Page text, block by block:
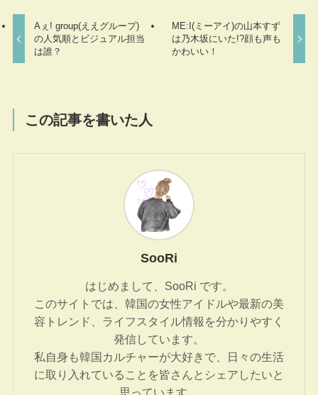
Aぇ! group(ええグループ)
の人気順とビジュアル担当
は誰？
ME:I(ミーアイ)の山本すず
は乃木坂にいた!?顔も声も
かわいい！
この記事を書いた人
SooRi
はじめまして、SooRi です。
このサイトでは、韓国の女性アイドルや最新の美
容トレンド、ライフスタイル情報を分かりやすく
発信しています。
私自身も韓国カルチャーが大好きで、日々の生活
に取り入れていることを皆さんとシェアしたいと
思っています。